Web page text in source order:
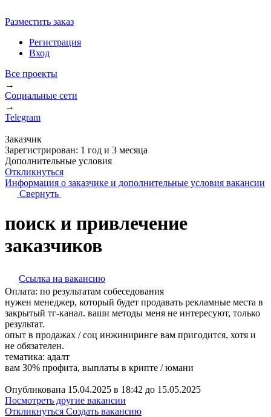
Разместить заказ
Регистрация
Вход
Все проекты
→
Социальные сети
→
Telegram
Заказчик
Зарегистрирован: 1 год и 3 месяца
Дополнительные условия
Откликнуться
Информация о заказчике и дополнительные условия вакансии
Свернуть
поиск и привлечение
заказчиков
Ссылка на вакансию
Оплата: по результатам собеседования
нужен менеджер, который будет продавать рекламные места в
закрытый тг-канал. ваши методы меня не интересуют, только
результат.
опыт в продажах / соц инжиниринге вам пригодится, хотя и
не обязателен.
тематика: адалт
вам 30% профита, выплаты в крипте / юмани
Опубликована 15.04.2025 в 18:42 до 15.05.2025
Посмотреть другие вакансии
Откликнуться Создать вакансию